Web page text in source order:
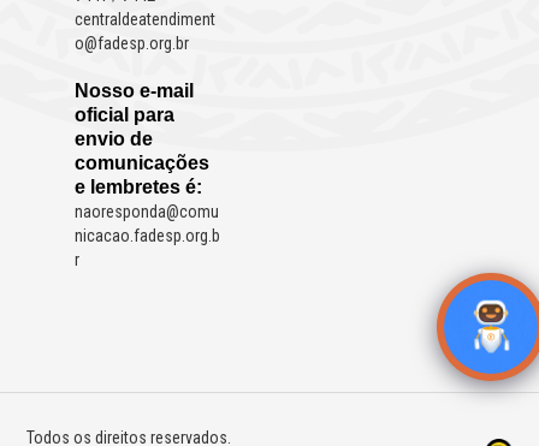
centraldeatendiment
o@fadesp.org.br
Nosso e-mail
oficial para
envio de
comunicações
e lembretes é:
naoresponda@comu
nicacao.fadesp.org.b
r
Todos os direitos reservados.